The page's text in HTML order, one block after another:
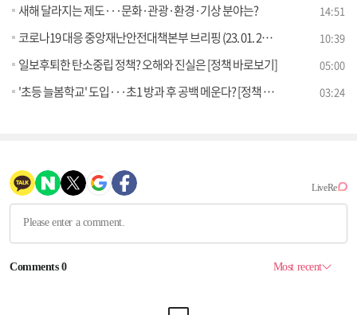
새해 달라지는 제도···문화·관광·환경·기상 분야는? 14:51
코로나19 대응 중앙재난안전대책본부 브리핑 (23. 01. 25. 11시) 10:39
일보후퇴한 탄소중립 정책? 오해와 진실은 [정책 바로보기] 05:00
'초등 늘봄학교' 도입···초1 방과 후 공백 메운다? [정책 바로보기] 03:24